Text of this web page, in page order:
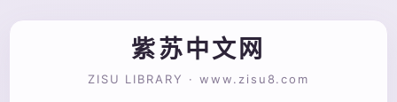
紫苏中文网
ZISU LIBRARY · www.zisu8.com